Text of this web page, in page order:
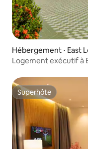
Hébergement ⋅ East
Logement exécutif à
Superhôte
Superhôte